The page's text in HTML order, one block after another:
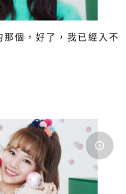
個，好了，我已經入不